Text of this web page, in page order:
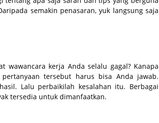
semakin penasaran, yuk langsung saja
wawancara kerja Anda selalu gagal? Kanapa
tersebut harus bisa Anda jawab.
Lalu perbaikilah kesalahan itu. Berbagai
tersedia untuk dimanfaatkan.